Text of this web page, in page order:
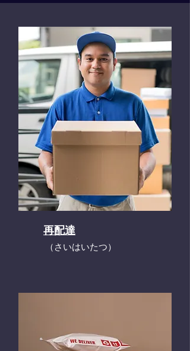
再配達
​（さいはいたつ）